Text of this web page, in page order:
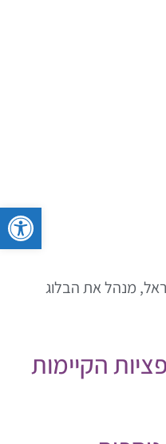
פתח
מנהל את הבלוג
הקיימות